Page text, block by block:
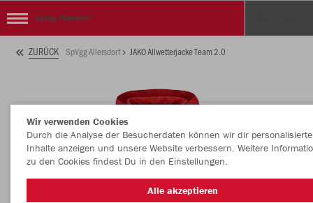
SpVgg Allersdorf
ZURÜCK SpVgg Allersdorf JAKO Allwetterjacke Team 2.0
Wir verwenden Cookies
Durch die Analyse der Besucherdaten können wir dir personalisierte
Inhalte anzeigen und unsere Website verbessern. Weitere
zu den Cookies findest Du in den Einstellungen.
Alle akzeptieren